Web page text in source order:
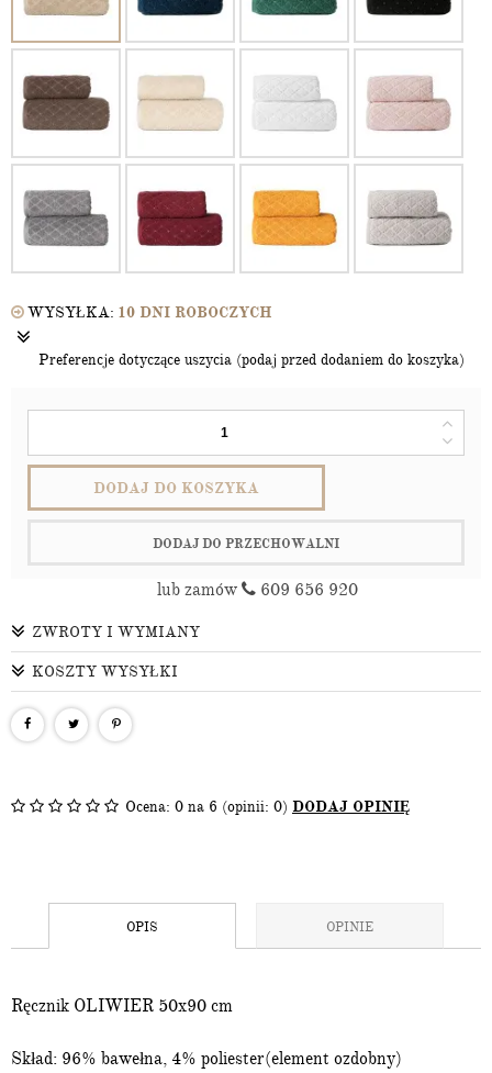
WYSYŁKA: 10 DNI ROBOCZYCH
Preferencje dotyczące uszycia (podaj przed dodaniem do koszyka)
DODAJ DO KOSZYKA
DODAJ DO PRZECHOWALNI
lub zamów 609 656 920
ZWROTY I WYMIANY
KOSZTY WYSYŁKI
Ocena: 0 na 6 (opinii: 0) DODAJ OPINIĘ
OPIS OPINIE
Ręcznik OLIWIER 50x90 cm
Skład: 96% bawełna, 4% poliester(element ozdobny)